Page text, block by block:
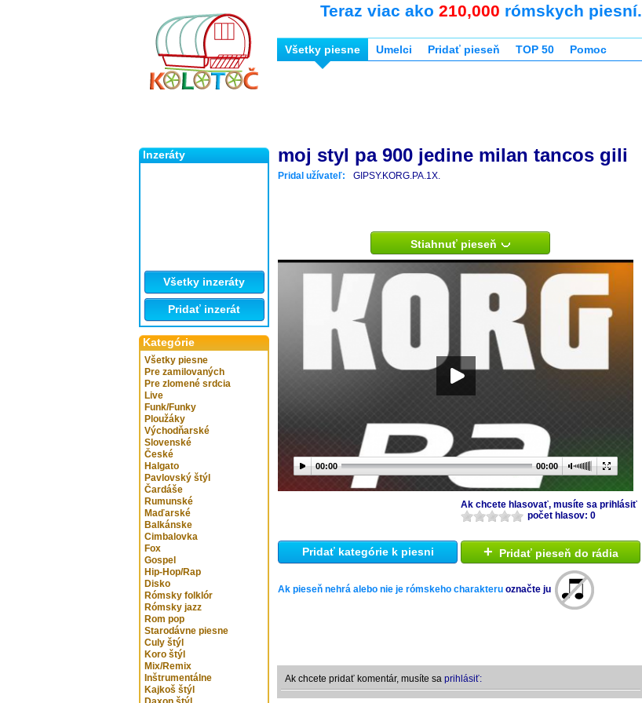
Inzeráty
Všetky inzeráty
Pridať inzerát
Kategórie
Všetky piesne
Pre zamilovaných
Pre zlomené srdcia
Live
Funk/Funky
Ploužáky
Východňarské
Slovenské
České
Halgato
Pavlovský štýl
Čardáše
Rumunské
Maďarské
Balkánske
Cimbalovka
Fox
Gospel
Hip-Hop/Rap
Disko
Rómsky folklór
Rómsky jazz
Rom pop
Starodávne piesne
Culy štýl
Koro štýl
Mix/Remix
Inštrumentálne
Kajkoš štýl
Teraz viac ako 210,000 rómskych piesní.
Všetky piesne Umelci Pridať pieseň TOP 50 Pomoc
moj styl pa 900 jedine milan tancos gili
Pridal užívateľ: GIPSY.KORG.PA.1X.
Stiahnuť pieseň
00:00 00:00
Ak chcete hlasovať, musíte sa prihlásiť
počet hlasov: 0
Pridať kategórie k piesni + Pridať pieseň do rádia
Ak pieseň nehrá alebo nie je rómskeho charakteru označte ju
Ak chcete pridať komentár, musíte sa prihlásiť: